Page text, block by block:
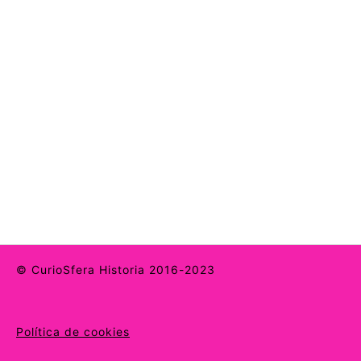
© CurioSfera Historia 2016-2023
Política de cookies